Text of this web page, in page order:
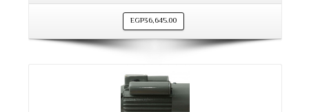
EGP36,645.00